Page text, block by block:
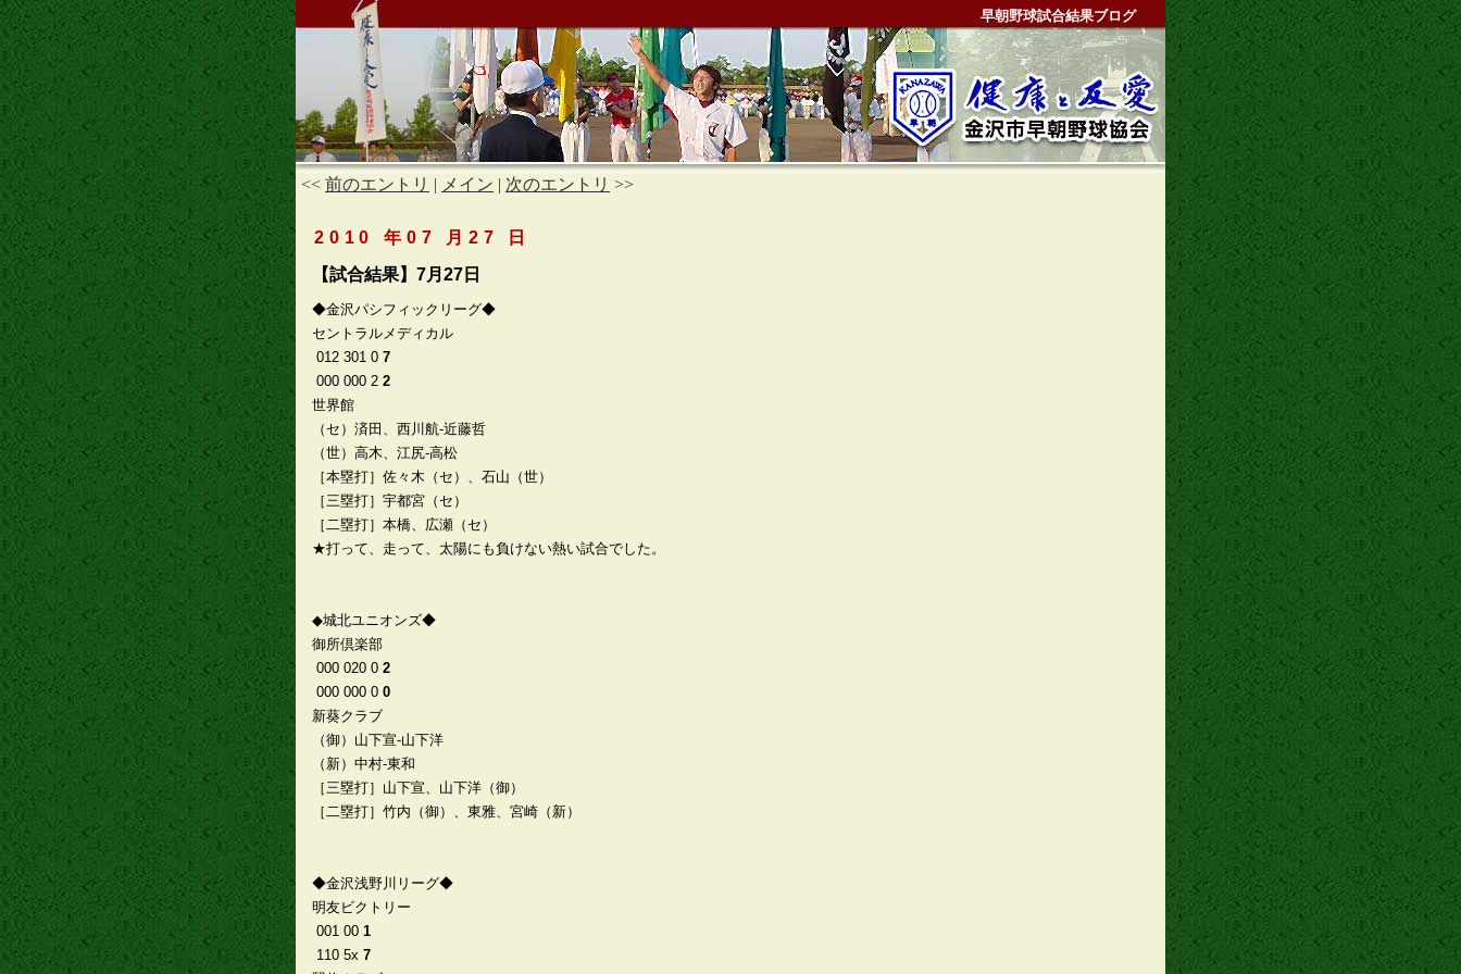
早朝野球試合結果ブログ
<< 前のエントリ | メイン | 次のエントリ >>
2010 年07 月27 日
【試合結果】7月27日
◆金沢パシフィックリーグ◆
セントラルメディカル
012 301 0 7
000 000 2 2
世界館
（セ）済田、西川航-近藤哲
（世）高木、江尻-高松
［本塁打］佐々木（セ）、石山（世）
［三塁打］宇都宮（セ）
［二塁打］本橋、広瀬（セ）
★打って、走って、太陽にも負けない熱い試合でした。
◆城北ユニオンズ◆
御所倶楽部
000 020 0 2
000 000 0 0
新葵クラブ
（御）山下宣-山下洋
（新）中村-東和
［三塁打］山下宣、山下洋（御）
［二塁打］竹内（御）、東雅、宮崎（新）
◆金沢浅野川リーグ◆
明友ビクトリー
001 00 1
110 5x 7